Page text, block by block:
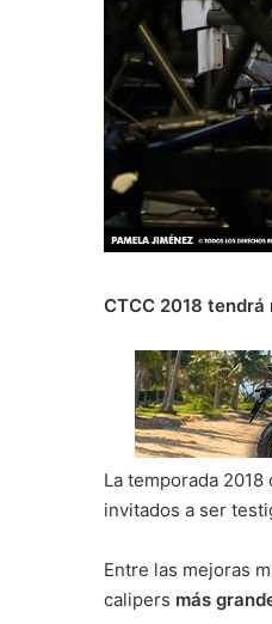
CTCC 2018
La temporada
invitados a ser
Entre las mejoras
calipers más